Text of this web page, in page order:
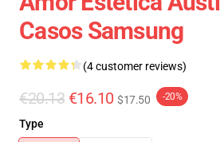
Casos Samsung
(4 customer reviews)
€20.13 €16.10 $17.50 -20%
Type